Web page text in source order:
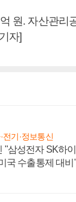
원. 자산관리
자]
전기·정보통신
"삼성전자 SK하
국 수출통제 대비